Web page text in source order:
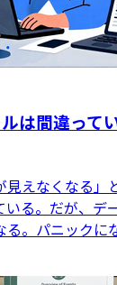
は間違って
えなくなる」
る。だが、デ
。パニックに